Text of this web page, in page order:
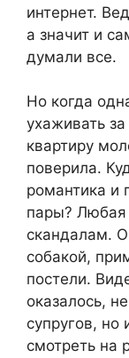
интернет.
а значит и
думали все.
Но когда
ухаживать
квартиру
поверила.
романтика и
пары? Любая
скандалам.
собакой,
постели.
оказалось,
супругов, но
смотреть на